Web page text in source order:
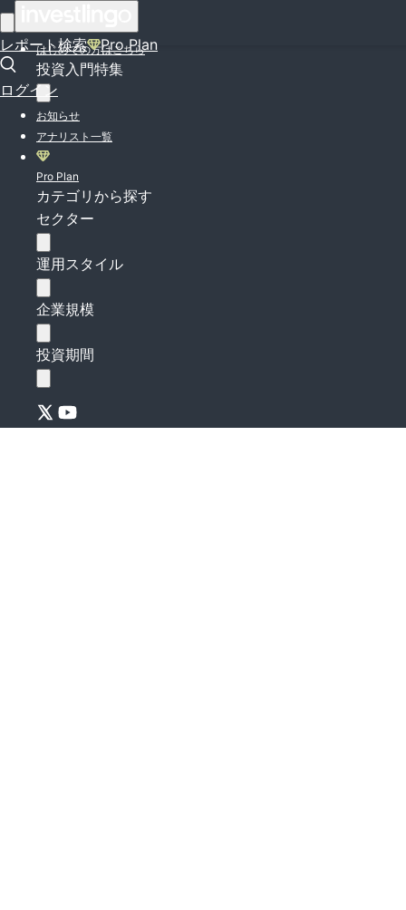
レポート検索 Pro Plan
ログイン
はじめての方はこちら
投資入門特集
お知らせ
アナリスト一覧
Pro Plan
カテゴリから探す
セクター
運用スタイル
企業規模
投資期間